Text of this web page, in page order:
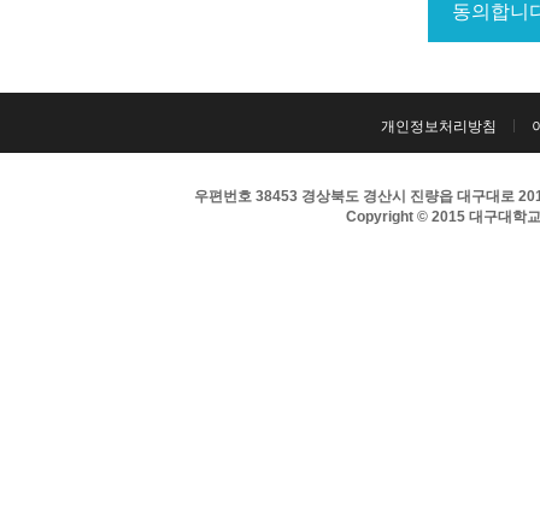
개인정보처리방침
우편번호 38453 경상북도 경산시 진량읍 대구대로
Copyright © 2015 대구대학